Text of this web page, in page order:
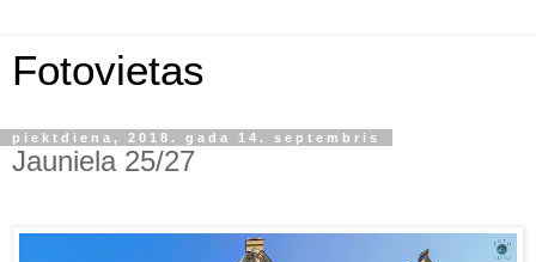
Fotovietas
piektdiena, 2018. gada 14. septembris
Jauniela 25/27